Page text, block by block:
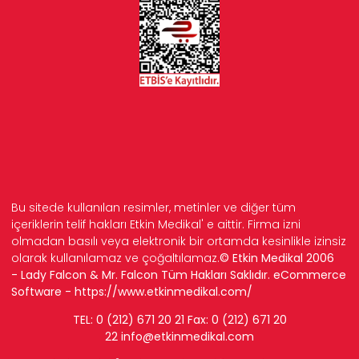
Bu sitede kullanılan resimler, metinler ve diğer tüm
içeriklerin telif hakları Etkin Medikal' e aittir. Firma izni
olmadan basılı veya elektronik bir ortamda kesinlikle izinsiz
olarak kullanılamaz ve çoğaltılamaz.© Etkin Medikal 2006
- Lady Falcon & Mr. Falcon Tüm Hakları Saklıdır. eCommerce
Software - https://www.etkinmedikal.com/
TEL: 0 (212) 671 20 21 Fax: 0 (212) 671 20
22 info@etkinmedikal.com